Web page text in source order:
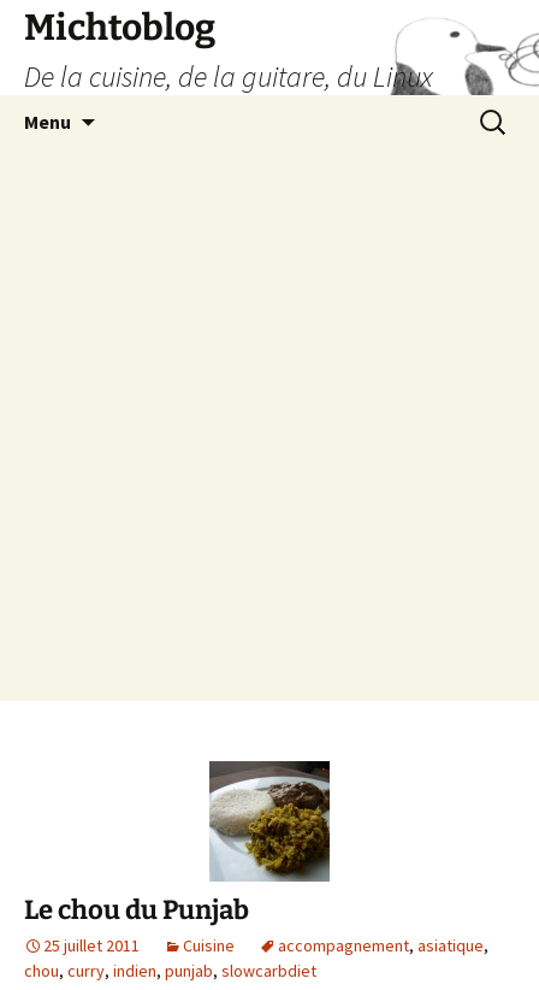
Aller
contenu
Michtoblog
De la cuisine, de la guitare, du Linux
Menu
Le chou du Punjab
25 juillet 2011 Cuisine accompagnement, asiatique,
chou, curry, indien, punjab, slowcarbdiet